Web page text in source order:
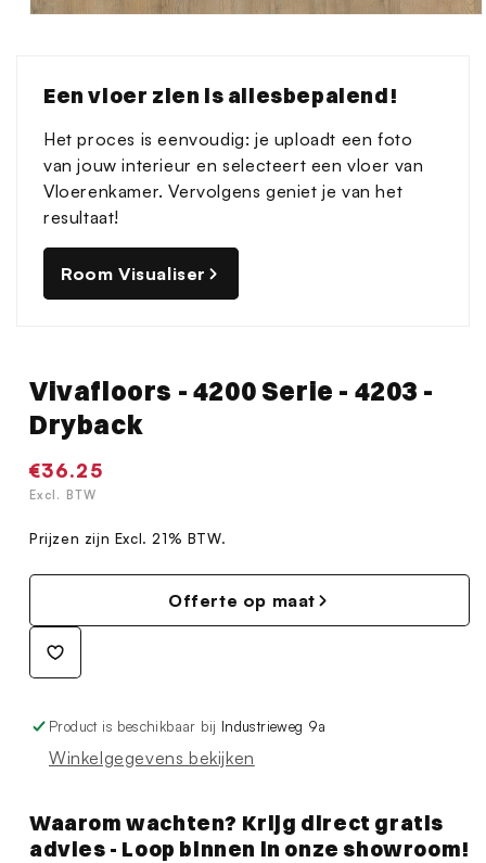
modaal
Een vloer zien is allesbepalend!
Het proces is eenvoudig: je uploadt een foto
van jouw interieur en selecteert een vloer van
Vloerenkamer. Vervolgens geniet je van het
resultaat!
Room Visualiser
Vivafloors - 4200 Serie - 4203 -
Dryback
Normale
prijs
€36.25
Excl. BTW
Prijzen zijn Excl. 21% BTW.
Offerte op maat
Product is beschikbaar bij Industrieweg 9a
Winkelgegevens bekijken
Waarom wachten? Krijg direct gratis
advies - Loop binnen in onze showroom!